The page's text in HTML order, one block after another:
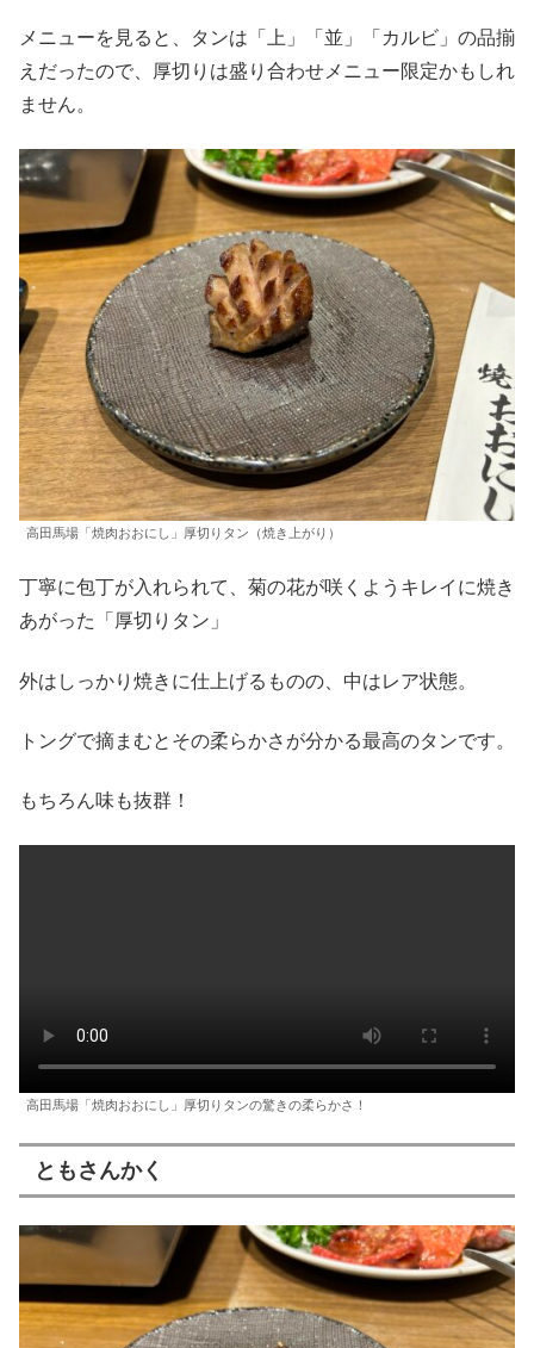
メニューを見ると、タンは「上」「並」「カルビ」の品揃
えだったので、厚切りは盛り合わせメニュー限定かもしれ
ません。
高田馬場「焼肉おおにし」厚切りタン（焼き上がり）
丁寧に包丁が入れられて、菊の花が咲くようキレイに焼き
あがった「厚切りタン」
外はしっかり焼きに仕上げるものの、中はレア状態。
トングで摘まむとその柔らかさが分かる最高のタンです。
もちろん味も抜群！
高田馬場「焼肉おおにし」厚切りタンの驚きの柔らかさ！
ともさんかく